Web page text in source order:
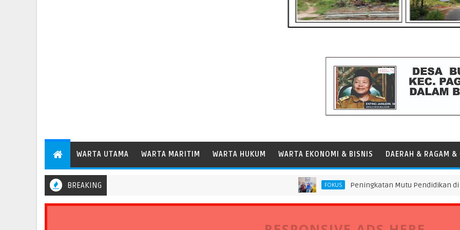
WARTA UTAMA WARTA MARITIM WARTA HUKUM WARTA EKONOMI & BISNIS DAERAH & RAGAM &
BREAKING FOKUS Peningkatan Mutu Pendidikan di SMP
Perkuat Peran Pelabuhan bagi Perekonomian Daerah